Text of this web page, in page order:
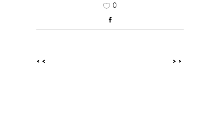
0
<< >>